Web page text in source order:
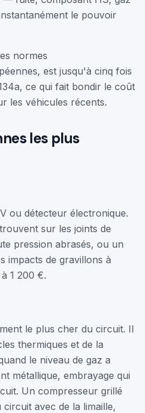
le pouvoir
normes
est jusqu'à cinq fois
ce qui fait bondir le coût
les véhicules récents.
les plus
ou détecteur électronique.
sur les joints de
pression abrasés, ou un
impacts de gravillons à
1 200 €.
le plus cher du circuit. Il
thermiques et de la
le niveau de gaz a
métallique, embrayage qui
Un compresseur grillé
avec de la limaille,